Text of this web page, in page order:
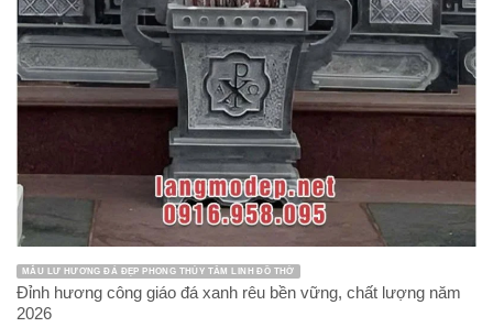
MẪU LƯ HƯƠNG ĐÁ ĐẸP PHONG THỦY TÂM LINH ĐỒ THỜ
Đỉnh hương công giáo đá xanh rêu bền vững, chất lượng năm
2026